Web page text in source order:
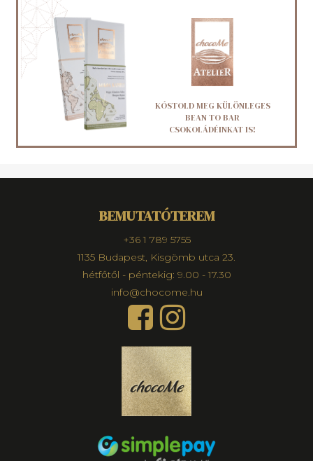
KÓSTOLD MEG KÜLÖNLEGES
BEAN TO BAR
CSOKOLÁDÉINKAT IS!
BEMUTATÓTEREM
+36 1 789 5755
1135 Budapest, Kisgömb utca 23.
hétfőtől - péntekig: 9.00 - 17.30
info@chocome.hu